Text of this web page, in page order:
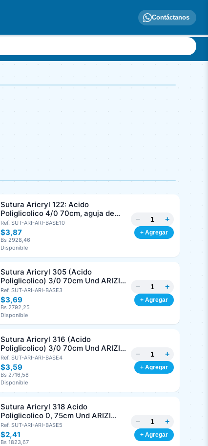
Contáctanos
Sutura Aricryl 122: Acido
Poliglicolico 4/0 70cm, aguja de
3/8 Corte Inverso 19mm Und ARIZI
Absorbible
Ref. SUT-ARI-ARI-BASE10
$3,87
Bs 2928,46
Disponible
− +
+ Agregar
Sutura Aricryl 305 (Acido
Poliglicolico) 3/0 70cm Und ARIZI
Aguja de 1/2 Circulo Punta Conica
17mm
Ref. SUT-ARI-ARI-BASE3
$3,69
Bs 2792,25
Disponible
− +
+ Agregar
Sutura Aricryl 316 (Acido
Poliglicolico) 3/0 70cm Und ARIZI
Aguja de 1/2 Circulo Punta Conica
26mm
Ref. SUT-ARI-ARI-BASE4
$3,59
Bs 2716,58
Disponible
− +
+ Agregar
Sutura Aricryl 318 Acido
Poliglicolico 0, 75cm Und ARIZI
Aguja de 1/2 Punta Cónica 26mm
Ref. SUT-ARI-ARI-BASE5
$2,41
Bs 1823,67
− +
+ Agregar